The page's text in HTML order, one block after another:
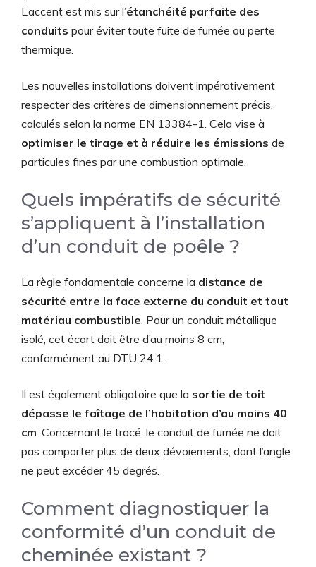
L’accent est mis sur l’étanchéité parfaite des
conduits pour éviter toute fuite de fumée ou perte
thermique.
Les nouvelles installations doivent impérativement
respecter des critères de dimensionnement précis,
calculés selon la norme EN 13384-1. Cela vise à
optimiser le tirage et à réduire les émissions de
particules fines par une combustion optimale.
Quels impératifs de sécurité
s’appliquent à l’installation
d’un conduit de poêle ?
La règle fondamentale concerne la distance de
sécurité entre la face externe du conduit et tout
matériau combustible . Pour un conduit métallique
isolé, cet écart doit être d’au moins 8 cm,
conformément au DTU 24.1.
Il est également obligatoire que la sortie de toit
dépasse le faîtage de l’habitation d’au moins 40
cm . Concernant le tracé, le conduit de fumée ne doit
pas comporter plus de deux dévoiements, dont l’angle
ne peut excéder 45 degrés.
Comment diagnostiquer la
conformité d’un conduit de
cheminée existant ?